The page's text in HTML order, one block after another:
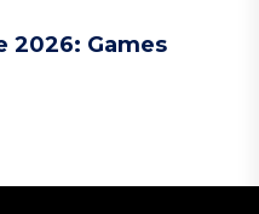
2026: Games